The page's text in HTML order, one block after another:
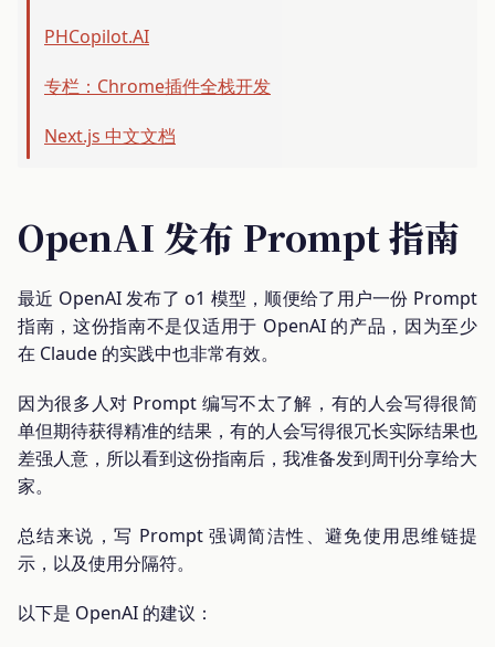
PHCopilot.AI
专栏：Chrome插件全栈开发
Next.js 中文文档
OpenAI 发布 Prompt 指南
最近 OpenAI 发布了 o1 模型，顺便给了用户一份 Prompt
指南，这份指南不是仅适用于 OpenAI 的产品，因为至少
在 Claude 的实践中也非常有效。
因为很多人对 Prompt 编写不太了解，有的人会写得很简
单但期待获得精准的结果，有的人会写得很冗长实际结果也
差强人意，所以看到这份指南后，我准备发到周刊分享给大
家。
总结来说，写 Prompt 强调简洁性、避免使用思维链提
示，以及使用分隔符。
以下是 OpenAI 的建议：